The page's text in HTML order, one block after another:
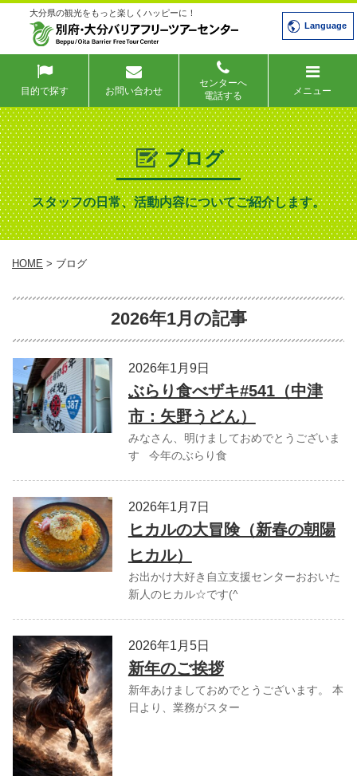
大分県の観光をもっと楽しくハッピーに！
Language
目的で探す お問い合わせ
センターへ
電話する
メニュー
ブログ
スタッフの日常、活動内容についてご紹介します。
HOME > ブログ
2026年1月の記事
2026年1月9日
ぶらり食べザキ#541（中津
市：矢野うどん）
みなさん、明けましておめでとうございま
す 今年のぶらり食
2026年1月7日
ヒカルの大冒険（新春の朝陽
ヒカル）
お出かけ大好き自立支援センターおおいた
新人のヒカル☆です(^
2026年1月5日
新年のご挨拶
新年あけましておめでとうございます。 本
日より、業務がスター